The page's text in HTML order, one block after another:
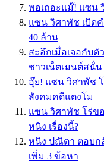
พอเถอะแม๊! แซน
แซน วิศาพัช เบิดค
40 ล้าน
สะอึกเมื่อเจอกับ
ชาวเน็ตเมนต์สนั่น
อุ๊ย! แซน วิศาพัช
สังคมคดีแตงโม
แซน วิศาพัช โร่ข
หนิง เรื่องนี้?
หนิง ปณิตา ตอบก
เพิ่ม 3 ข้อหา